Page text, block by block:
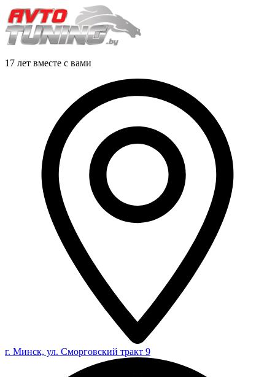
17 лет вместе с вами
г. Минск, ул. Сморговский тракт 9